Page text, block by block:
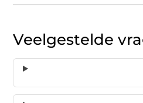
Veelgestelde